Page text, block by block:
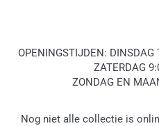
OPENINGSTIJDEN:
ZATERDAG
ZONDAG EN
Nog niet alle collectie is